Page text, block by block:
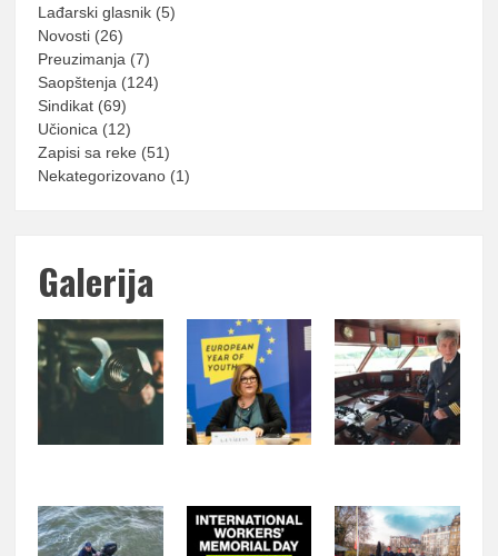
Lađarski glasnik (5)
Novosti (26)
Preuzimanja (7)
Saopštenja (124)
Sindikat (69)
Učionica (12)
Zapisi sa reke (51)
Nekategorizovano (1)
Galerija